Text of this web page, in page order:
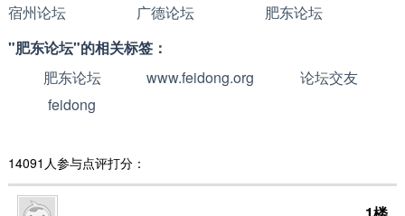
宿州论坛
广德论坛
肥东论坛
"肥东论坛"的相关标签：
肥东论坛
www.feidong.org
论坛交友
feidong
14091人参与点评打分：